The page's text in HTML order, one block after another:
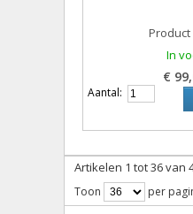
Product
In
€
Aantal:
Artikelen 1 tot 36 van
Toon per